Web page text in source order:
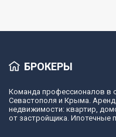
БРОКЕРЫ
Команда профессионалов в
Севастополя и Крыма.
недвижимости: квартир,
от застройщика. Ипотечные